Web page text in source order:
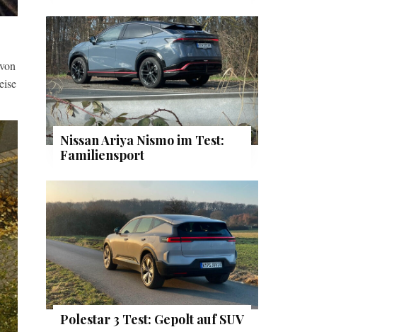
Nissan Ariya Nismo im Test:
Familiensport
Polestar 3 Test: Gepolt auf SUV